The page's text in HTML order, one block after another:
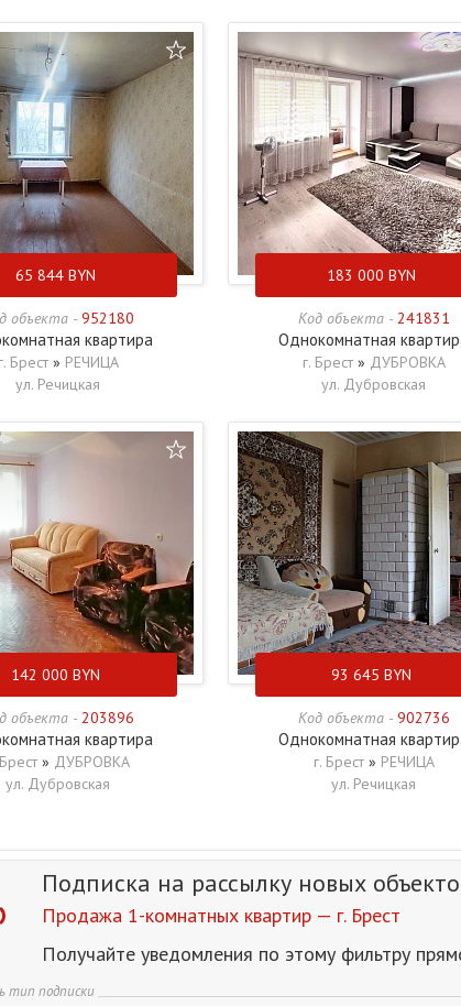
65 844 BYN
объекта - 952180
квартира
г. Брест » РЕЧИЦА
ул. Речицкая
183 000 BYN
Код объекта - 241831
Однокомнатная
г. Брест » ДУБРОВКА
ул. Дубровская
142 000 BYN
объекта - 203896
квартира
» ДУБРОВКА
ул. Дубровская
93 645 BYN
Код объекта - 902736
Однокомнатная
г. Брест » РЕЧИЦА
ул. Речицкая
Подписка на рассылку новых
Продажа 1-комнатных квартир — г. Брест
Получайте уведомления по этому фильтру
тип подписки